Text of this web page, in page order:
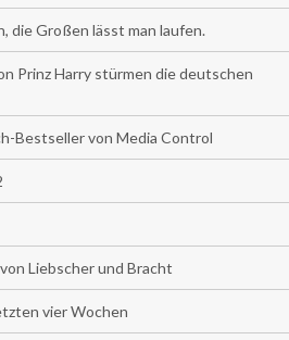
die Großen lässt man laufen.
Prinz Harry stürmen die deutschen
Bestseller von Media Control
Liebscher und Bracht
vier Wochen